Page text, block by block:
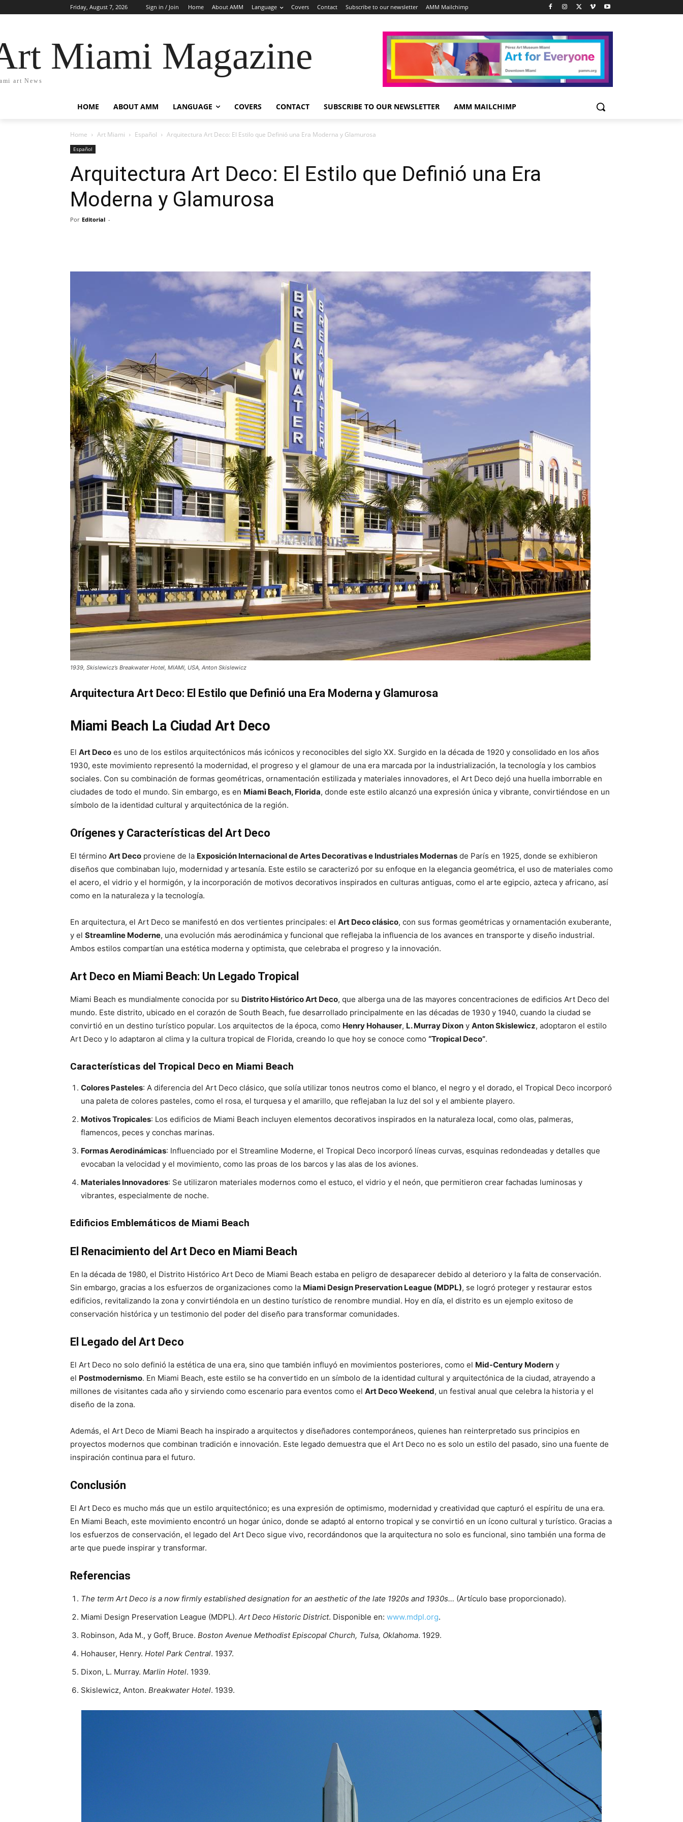
Friday, August 7, 2026 Sign in / Join Home About AMM Language Covers Contact Subscribe to our newsletter AMM Mailchimp
Miami Magazine
art News
HOME ABOUT AMM LANGUAGE COVERS CONTACT SUBSCRIBE TO OUR NEWSLETTER AMM MAILCHIMP
Home Art Miami Español Arquitectura Art Deco: El Estilo que Definió una Era Moderna y Glamurosa
Español
Arquitectura Art Deco: El Estilo que Definió una Era
Moderna y Glamurosa
Por Editorial -
1939, Skislewicz’s Breakwater Hotel, MIAMI, USA, Anton Skislewicz
Arquitectura Art Deco: El Estilo que Definió una Era Moderna y Glamurosa
Miami Beach La Ciudad Art Deco
El Art Deco es uno de los estilos arquitectónicos más icónicos y reconocibles del siglo XX. Surgido en la década de 1920 y consolidado en los años
1930, este movimiento representó la modernidad, el progreso y el glamour de una era marcada por la industrialización, la tecnología y los cambios
sociales. Con su combinación de formas geométricas, ornamentación estilizada y materiales innovadores, el Art Deco dejó una huella imborrable en
ciudades de todo el mundo. Sin embargo, es en Miami Beach, Florida, donde este estilo alcanzó una expresión única y vibrante, convirtiéndose en un
símbolo de la identidad cultural y arquitectónica de la región.
Orígenes y Características del Art Deco
El término Art Deco proviene de la Exposición Internacional de Artes Decorativas e Industriales Modernas de París en 1925, donde se exhibieron
diseños que combinaban lujo, modernidad y artesanía. Este estilo se caracterizó por su enfoque en la elegancia geométrica, el uso de materiales como
el acero, el vidrio y el hormigón, y la incorporación de motivos decorativos inspirados en culturas antiguas, como el arte egipcio, azteca y africano, así
como en la naturaleza y la tecnología.
En arquitectura, el Art Deco se manifestó en dos vertientes principales: el Art Deco clásico, con sus formas geométricas y ornamentación exuberante,
y el Streamline Moderne, una evolución más aerodinámica y funcional que reflejaba la influencia de los avances en transporte y diseño industrial.
Ambos estilos compartían una estética moderna y optimista, que celebraba el progreso y la innovación.
Art Deco en Miami Beach: Un Legado Tropical
Miami Beach es mundialmente conocida por su Distrito Histórico Art Deco, que alberga una de las mayores concentraciones de edificios Art Deco del
mundo. Este distrito, ubicado en el corazón de South Beach, fue desarrollado principalmente en las décadas de 1930 y 1940, cuando la ciudad se
convirtió en un destino turístico popular. Los arquitectos de la época, como Henry Hohauser, L. Murray Dixon y Anton Skislewicz, adoptaron el estilo
Art Deco y lo adaptaron al clima y la cultura tropical de Florida, creando lo que hoy se conoce como “Tropical Deco”.
Características del Tropical Deco en Miami Beach
Colores Pasteles: A diferencia del Art Deco clásico, que solía utilizar tonos neutros como el blanco, el negro y el dorado, el Tropical Deco incorporó
una paleta de colores pasteles, como el rosa, el turquesa y el amarillo, que reflejaban la luz del sol y el ambiente playero.
Motivos Tropicales: Los edificios de Miami Beach incluyen elementos decorativos inspirados en la naturaleza local, como olas, palmeras,
flamencos, peces y conchas marinas.
Formas Aerodinámicas: Influenciado por el Streamline Moderne, el Tropical Deco incorporó líneas curvas, esquinas redondeadas y detalles que
evocaban la velocidad y el movimiento, como las proas de los barcos y las alas de los aviones.
Materiales Innovadores: Se utilizaron materiales modernos como el estuco, el vidrio y el neón, que permitieron crear fachadas luminosas y
vibrantes, especialmente de noche.
Edificios Emblemáticos de Miami Beach
El Renacimiento del Art Deco en Miami Beach
En la década de 1980, el Distrito Histórico Art Deco de Miami Beach estaba en peligro de desaparecer debido al deterioro y la falta de conservación.
Sin embargo, gracias a los esfuerzos de organizaciones como la Miami Design Preservation League (MDPL), se logró proteger y restaurar estos
edificios, revitalizando la zona y convirtiéndola en un destino turístico de renombre mundial. Hoy en día, el distrito es un ejemplo exitoso de
conservación histórica y un testimonio del poder del diseño para transformar comunidades.
El Legado del Art Deco
El Art Deco no solo definió la estética de una era, sino que también influyó en movimientos posteriores, como el Mid-Century Modern y
el Postmodernismo. En Miami Beach, este estilo se ha convertido en un símbolo de la identidad cultural y arquitectónica de la ciudad, atrayendo a
millones de visitantes cada año y sirviendo como escenario para eventos como el Art Deco Weekend, un festival anual que celebra la historia y el
diseño de la zona.
Además, el Art Deco de Miami Beach ha inspirado a arquitectos y diseñadores contemporáneos, quienes han reinterpretado sus principios en
proyectos modernos que combinan tradición e innovación. Este legado demuestra que el Art Deco no es solo un estilo del pasado, sino una fuente de
inspiración continua para el futuro.
Conclusión
El Art Deco es mucho más que un estilo arquitectónico; es una expresión de optimismo, modernidad y creatividad que capturó el espíritu de una era.
En Miami Beach, este movimiento encontró un hogar único, donde se adaptó al entorno tropical y se convirtió en un ícono cultural y turístico. Gracias a
los esfuerzos de conservación, el legado del Art Deco sigue vivo, recordándonos que la arquitectura no solo es funcional, sino también una forma de
arte que puede inspirar y transformar.
Referencias
The term Art Deco is a now firmly established designation for an aesthetic of the late 1920s and 1930s… (Artículo base proporcionado).
Miami Design Preservation League (MDPL). Art Deco Historic District. Disponible en: www.mdpl.org.
Robinson, Ada M., y Goff, Bruce. Boston Avenue Methodist Episcopal Church, Tulsa, Oklahoma. 1929.
Hohauser, Henry. Hotel Park Central. 1937.
Dixon, L. Murray. Marlin Hotel. 1939.
Skislewicz, Anton. Breakwater Hotel. 1939.